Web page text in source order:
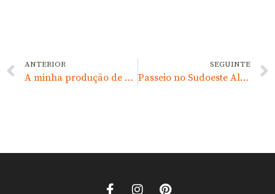
ANTERIOR
A minha produção de Cogumelos
SEGUINTE
Passeio no Sudoeste Alentejano